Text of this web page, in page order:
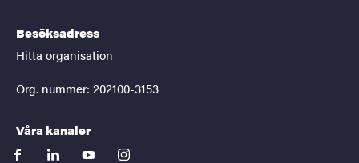
Besöksadress
Hitta organisation
Org. nummer: 202100-3153
Våra kanaler